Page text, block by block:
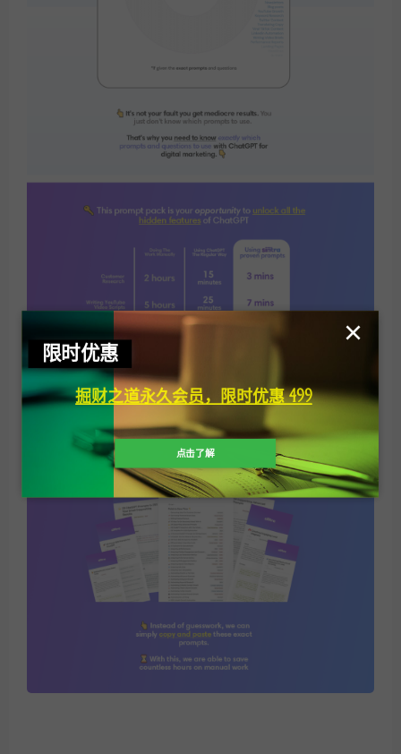
限时优惠
掘财之道永久会员，限时优惠 499
点击了解
×